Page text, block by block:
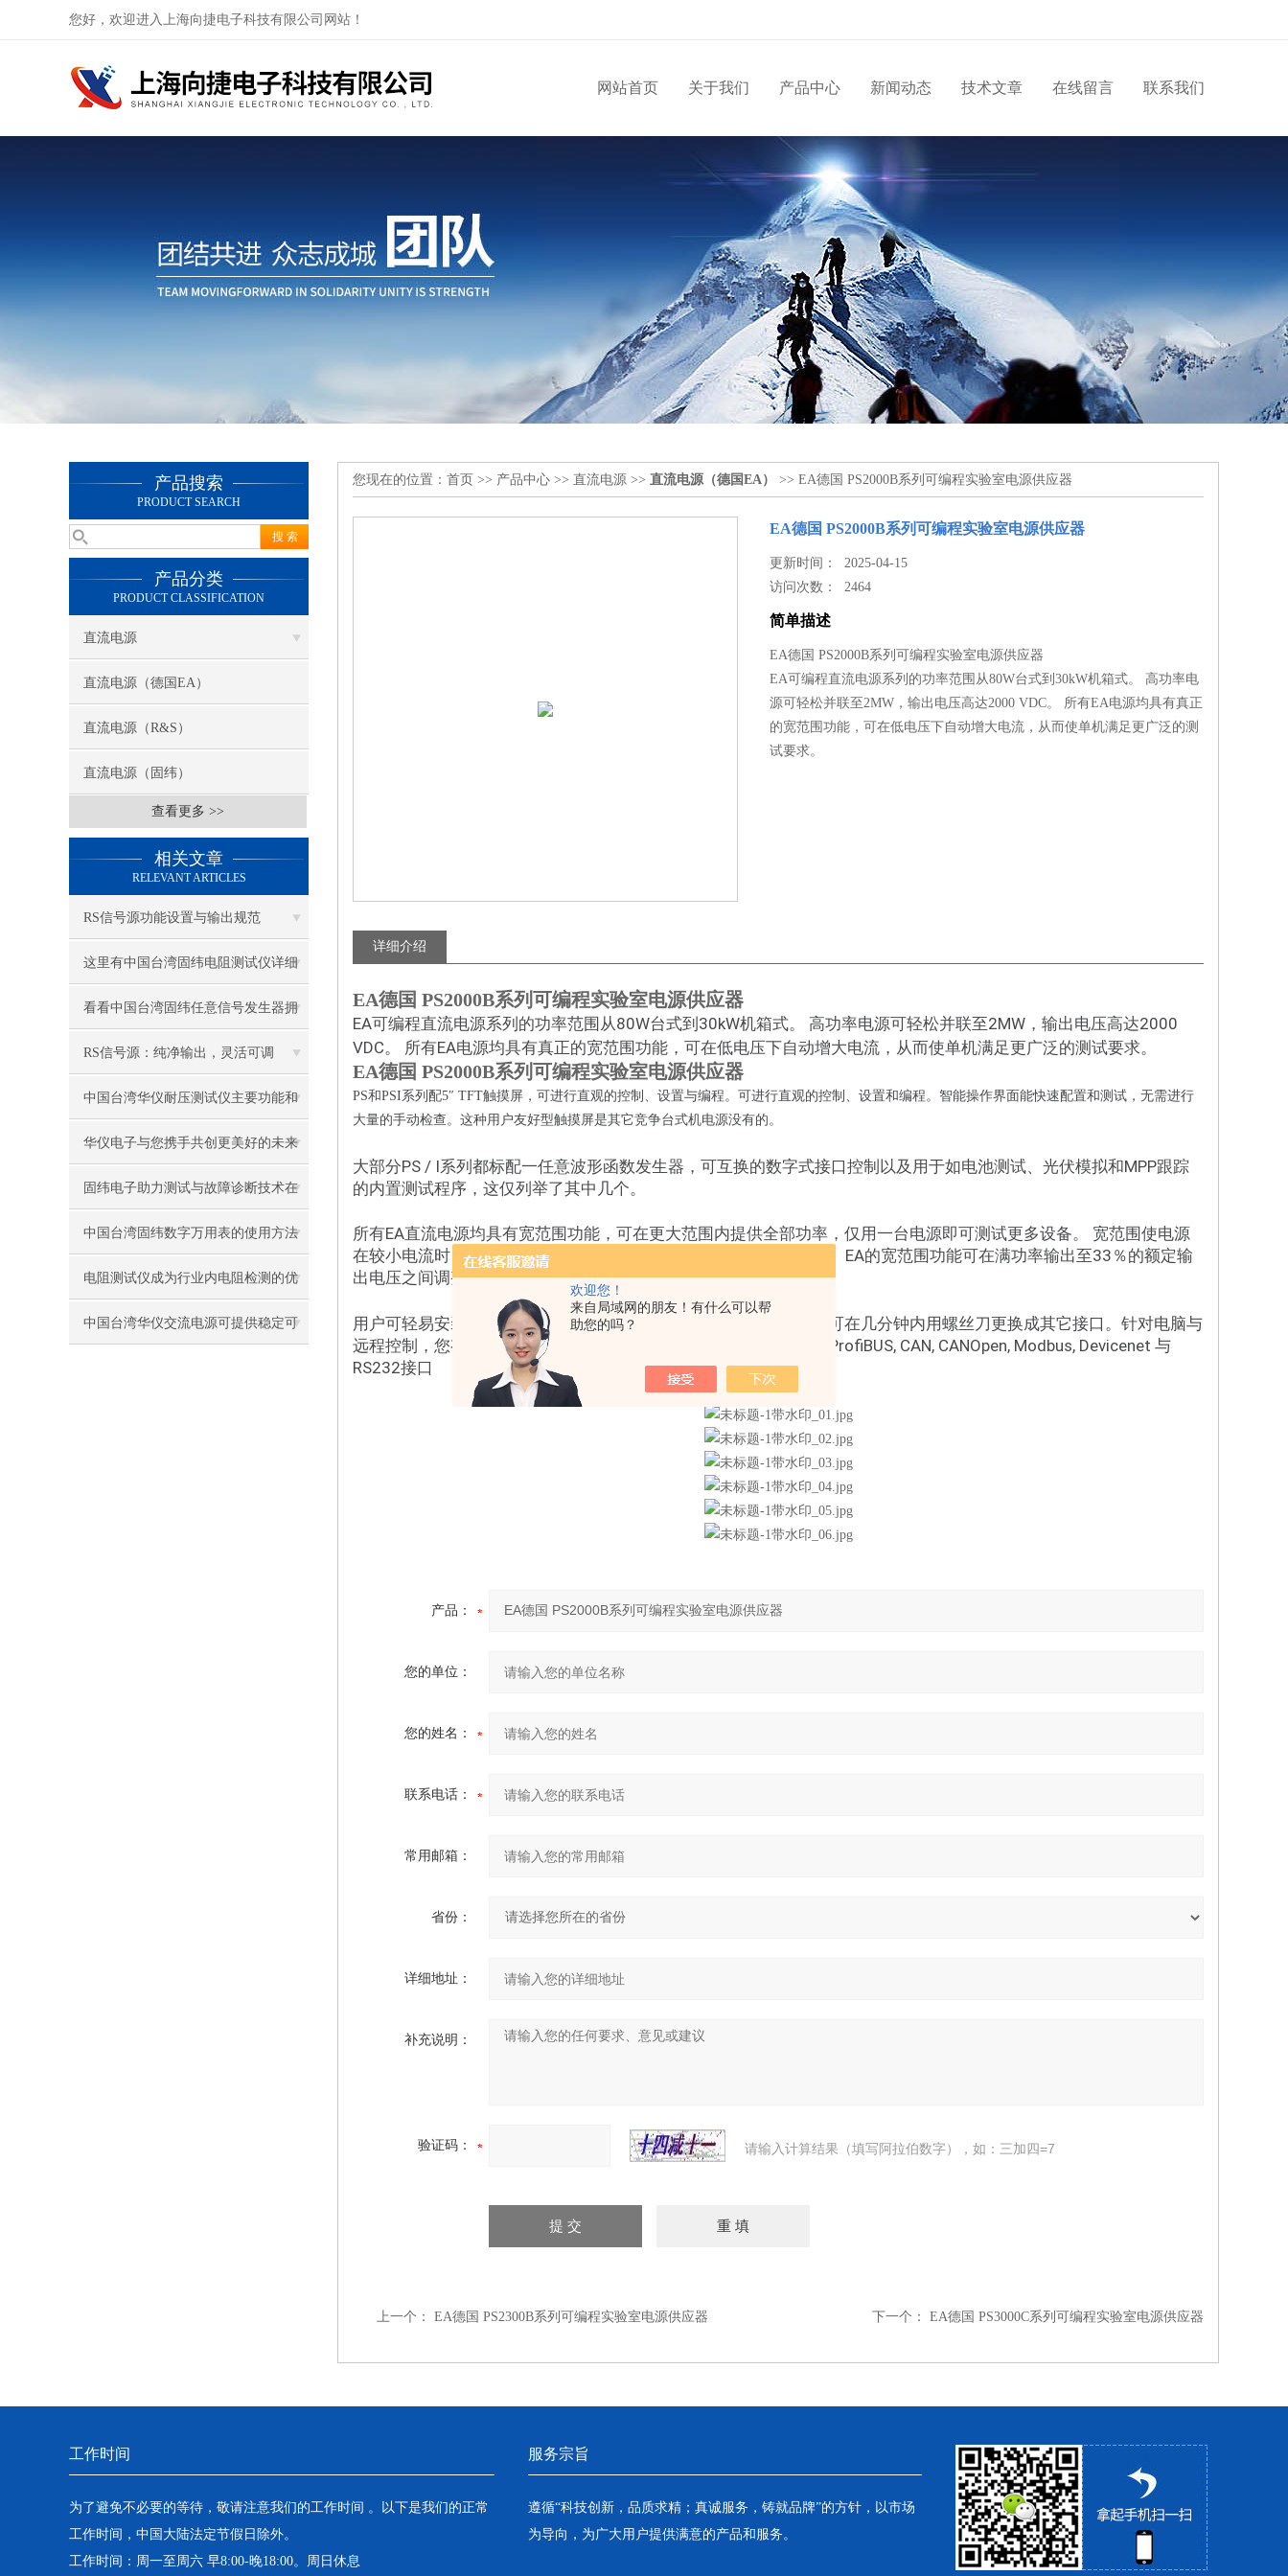
欢迎您！
来自局域网的朋友！有什么可以帮
助您的吗？
您好，欢迎进入上海向捷电子科技有限公司网站！
网站首页 关于我们 产品中心 新闻动态 技术文章 在线留言 联系我们
产品搜索
PRODUCT SEARCH
产品分类
PRODUCT CLASSIFICATION
直流电源
直流电源（德国EA）
直流电源（R&S）
直流电源（固纬）
查看更多 >>
相关文章
RELEVANT ARTICLES
RS信号源功能设置与输出规范
这里有中国台湾固纬电阻测试仪详细
的使用和校准步骤
看看中国台湾固纬任意信号发生器拥
有哪些*硬件性能?
RS信号源：纯净输出，灵活可调
中国台湾华仪耐压测试仪主要功能和
操作方法
华仪电子与您携手共创更美好的未来
生活
固纬电子助力测试与故障诊断技术在
民用领域的推广应用和发展
中国台湾固纬数字万用表的使用方法
电阻测试仪成为行业内电阻检测的优
选装备
中国台湾华仪交流电源可提供稳定可
您现在的位置： 首页 >> 产品中心 >> 直流电源 >> 直流电源（德国EA） >> EA德国 PS2000B系列可编程实验室电源供应器
EA德国 PS2000B系列可编程实验室电源供应器
更新时间： 2025-04-15
访问次数：2464
简单描述
EA德国 PS2000B系列可编程实验室电源供应器
EA可编程直流电源系列的功率范围从80W台式到30kW机箱式。 高功率电
源可轻松并联至2MW，输出电压高达2000 VDC。 所有EA电源均具有真正
的宽范围功能，可在低电压下自动增大电流，从而使单机满足更广泛的测
试要求。
详细介绍
EA德国 PS2000B系列可编程实验室电源供应器
EA可编程直流电源系列的功率范围从80W台式到30kW机箱式。 高功率电源可轻松并联至2MW，输出电压高达2000
VDC。 所有EA电源均具有真正的宽范围功能，可在低电压下自动增大电流，从而使单机满足更广泛的测试要求。
EA德国 PS2000B系列可编程实验室电源供应器
PS和PSI系列配5″ TFT触摸屏，可进行直观的控制、设置与编程。可进行直观的控制、设置和编程。智能操作界面能快速配置和测试，无需进行
大量的手动检查。这种用户友好型触摸屏是其它竞争台式机电源没有的。
大部分PS / I系列都标配一任意波形函数发生器，可互换的数字式接口控制以及用于如电池测试、光伏模拟和MPP跟踪
的内置测试程序，这仅列举了其中几个。
所有EA直流电源均具有宽范围功能，可在更大范围内提供全部功率，仅用一台电源即可测试更多设备。 宽范围使电源
在较小电流时自动调整为高电压，而在电压较低时调整输出大电流。 EA的宽范围功能可在满功率输出至33％的额定输
出电压之间调整。
用户可轻易安装EA“Anybus" 接口模块，当有不同通讯协议需求时，可在几分钟内用螺丝刀更换成其它接口。针对电脑与
远程控制，您有多种选择，如：Ethernet, USB, EtherCAT, ProfiNET, ProfiBUS, CAN, CANOpen, Modbus, Devicenet 与
RS232接口
产品：
您的单位：
您的姓名：
联系电话：
常用邮箱：
省份：
详细地址：
补充说明：
验证码： 请输入计算结果（填写阿拉伯数字），如：三加四=7
上一个： EA德国 PS2300B系列可编程实验室电源供应器 下一个： EA德国 PS3000C系列可编程实验室电源供应器
工作时间
为了避免不必要的等待，敬请注意我们的工作时间 。以下是我们的正常
工作时间，中国大陆法定节假日除外。
工作时间：周一至周六 早8:00-晚18:00。周日休息
服务宗旨
遵循“科技创新，品质求精；真诚服务，铸就品牌”的方针，以市场
为导向，为广大用户提供满意的产品和服务。